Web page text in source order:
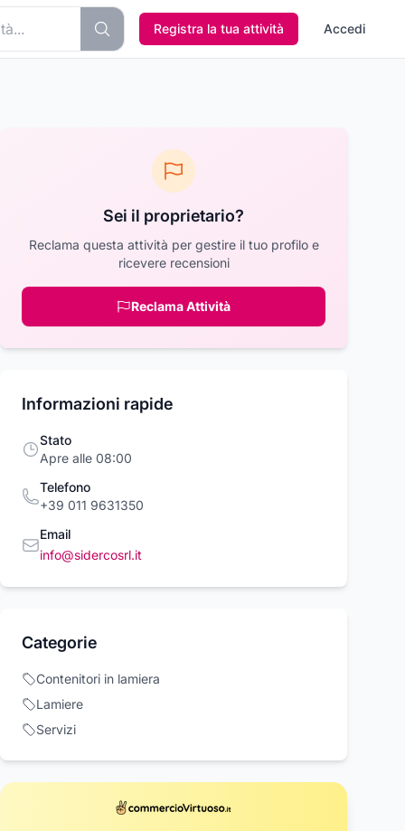
Registra la tua attività Accedi
mm 900 -
Acquista ora
Sei il proprietario?
Reclama questa attività per gestire il tuo profilo e
ricevere recensioni
Reclama Attività
Informazioni rapide
Stato
Apre alle 08:00
Telefono
+39 011 9631350
Email
info@sidercosrl.it
Categorie
Contenitori in lamiera
Lamiere
Servizi